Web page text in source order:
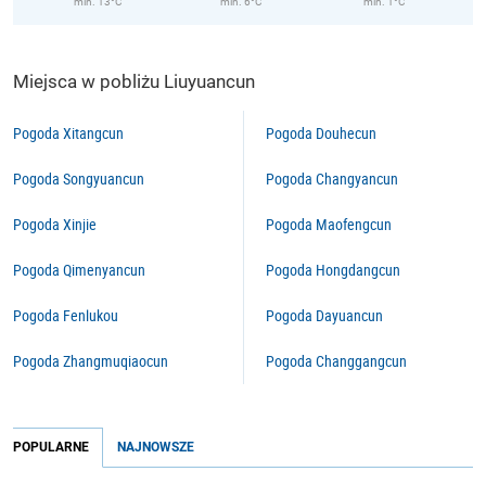
Miejsca w pobliżu Liuyuancun
Pogoda Xitangcun
Pogoda Songyuancun
Pogoda Xinjie
Pogoda Qimenyancun
Pogoda Fenlukou
Pogoda Zhangmuqiaocun
Pogoda Douhecun
Pogoda Changyancun
Pogoda Maofengcun
Pogoda Hongdangcun
Pogoda Dayuancun
Pogoda Changgangcun
POPULARNE NAJNOWSZE